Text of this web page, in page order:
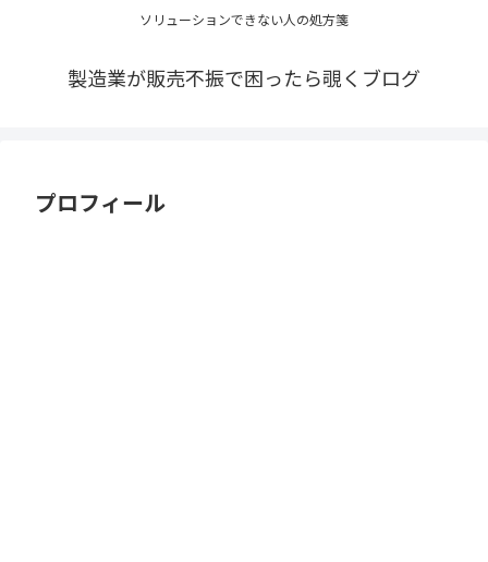
ソリューションできない人の処方箋
製造業が販売不振で困ったら覗くブログ
プロフィール